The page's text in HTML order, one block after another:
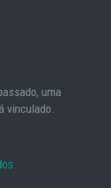
uma
vinculado.